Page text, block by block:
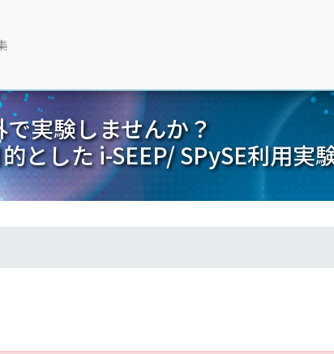
実験しませんか？
とした i-SEEP/ SPySE利用実